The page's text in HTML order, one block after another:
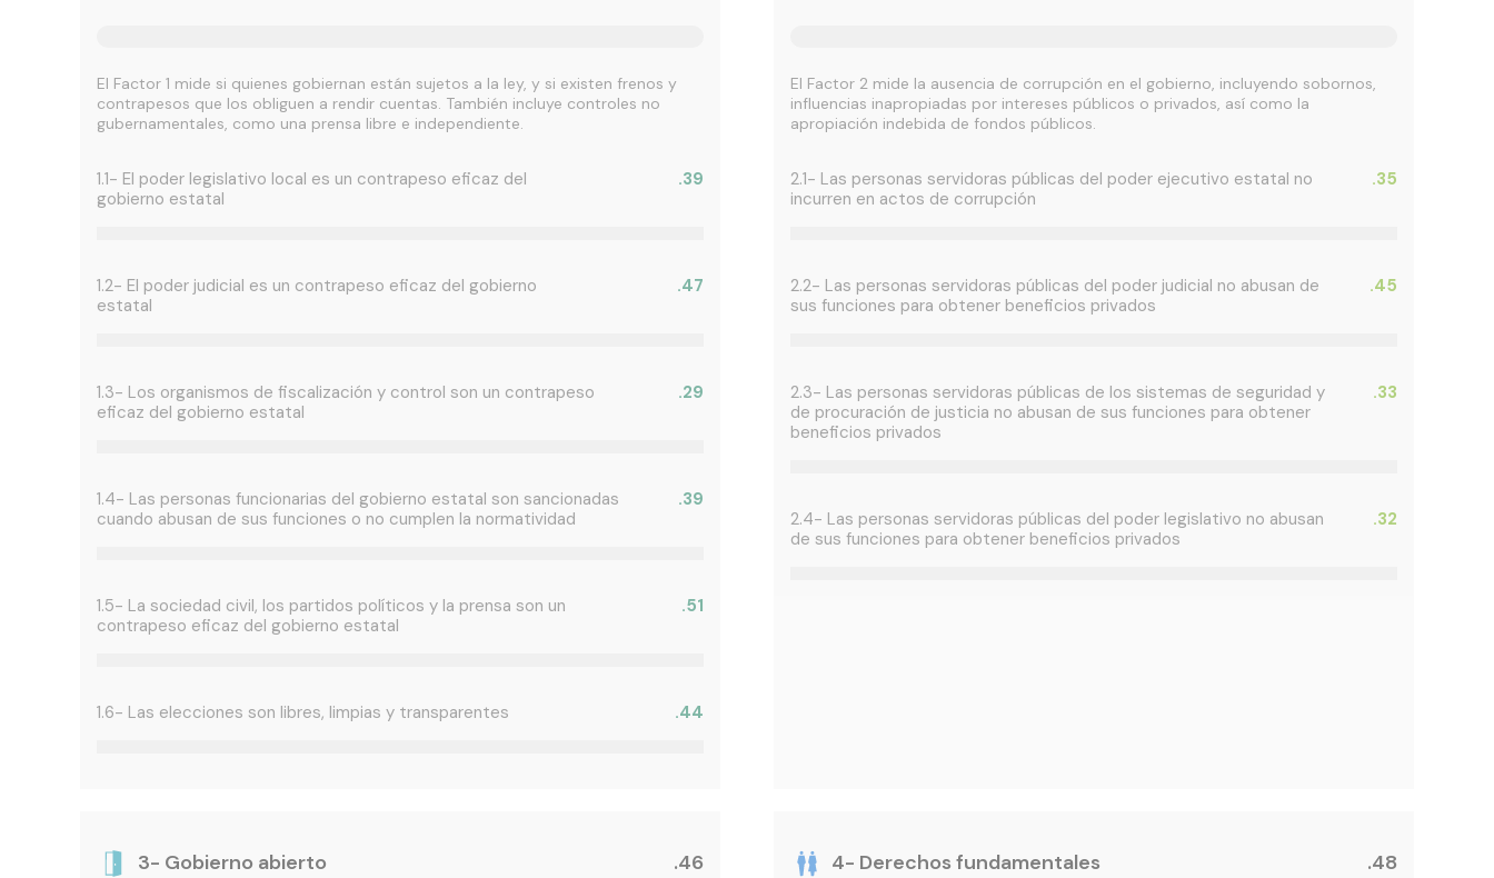
El Factor 1 mide si quienes gobiernan están sujetos a la ley, y si existen frenos y
contrapesos que los obliguen a rendir cuentas. También incluye controles no
gubernamentales, como una prensa libre e independiente.
1.1- El poder legislativo local es un contrapeso eficaz del
gobierno estatal
.39
1.2- El poder judicial es un contrapeso eficaz del gobierno
estatal
.47
1.3- Los organismos de fiscalización y control son un contrapeso
eficaz del gobierno estatal
.29
1.4- Las personas funcionarias del gobierno estatal son sancionadas
cuando abusan de sus funciones o no cumplen la normatividad
.39
1.5- La sociedad civil, los partidos políticos y la prensa son un
contrapeso eficaz del gobierno estatal
.51
1.6- Las elecciones son libres, limpias y transparentes .44
El Factor 2 mide la ausencia de corrupción en el gobierno, incluyendo sobornos,
influencias inapropiadas por intereses públicos o privados, así como la
apropiación indebida de fondos públicos.
2.1- Las personas servidoras públicas del poder ejecutivo estatal no
incurren en actos de corrupción
.35
2.2- Las personas servidoras públicas del poder judicial no abusan de
sus funciones para obtener beneficios privados
.45
2.3- Las personas servidoras públicas de los sistemas de seguridad y
de procuración de justicia no abusan de sus funciones para obtener
beneficios privados
.33
2.4- Las personas servidoras públicas del poder legislativo no abusan
de sus funciones para obtener beneficios privados
.32
3- Gobierno abierto .46 4- Derechos fundamentales .48